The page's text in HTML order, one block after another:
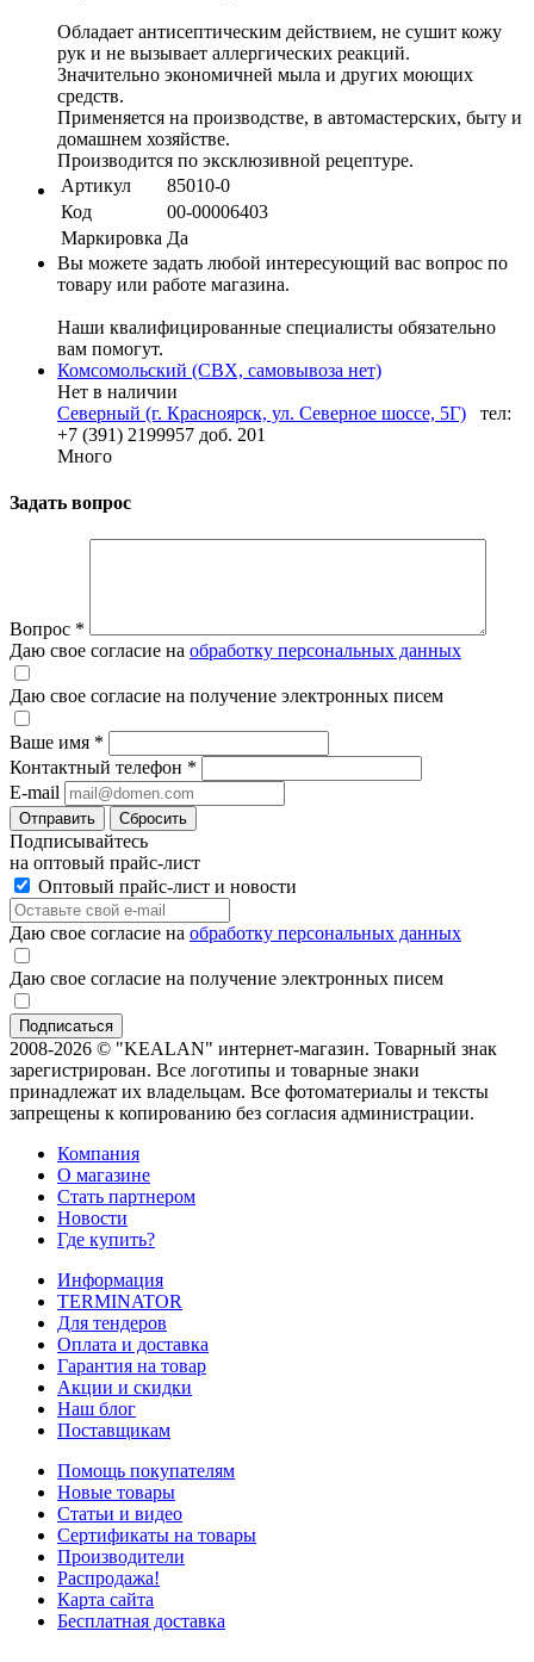
Обладает антисептическим действием, не сушит кожу
рук и не вызывает аллергических реакций.
Значительно экономичней мыла и других моющих
средств.
Применяется на производстве, в автомастерских, быту и
домашнем хозяйстве.
Производится по эксклюзивной рецептуре.
Артикул
85010-0
Код
00-00006403
Маркировка Да
Вы можете задать любой интересующий вас вопрос по
товару или работе магазина.
Наши квалифицированные специалисты обязательно
вам помогут.
Комсомольский (СВХ, самовывоза нет)
Нет в наличии
Северный (г. Красноярск, ул. Северное шоссе, 5Г)
тел:
+7 (391) 2199957 доб. 201
Много
Задать вопрос
Вопрос *
Даю свое согласие на обработку персональных данных
Даю свое согласие на получение электронных писем
Ваше имя *
Контактный телефон *
E-mail
Отправить Сбросить
Подписывайтесь
на оптовый прайс-лист
Оптовый прайс-лист и новости
Даю свое согласие на обработку персональных данных
Даю свое согласие на получение электронных писем
2008-2026 © "KEALAN" интернет-магазин. Товарный знак
зарегистрирован. Все логотипы и товарные знаки
принадлежат их владельцам. Все фотоматериалы и тексты
запрещены к копированию без согласия администрации.
Компания
О магазине
Стать партнером
Новости
Где купить?
Информация
TERMINATOR
Для тендеров
Оплата и доставка
Гарантия на товар
Акции и скидки
Наш блог
Поставщикам
Помощь покупателям
Новые товары
Статьи и видео
Сертификаты на товары
Производители
Распродажа!
Карта сайта
Бесплатная доставка